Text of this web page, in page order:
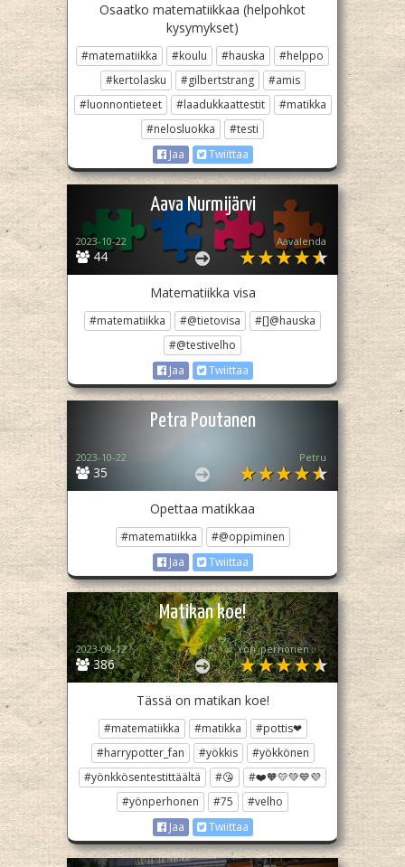
Osaatko matematiikkaa (helpohkot
kysymykset)
#matematiikka #koulu #hauska
#helppo
#kertolasku
#gilbertstrang
#amis
#luonnontieteet
#laadukkaattestit
#matikka
#nelosluokka
#testi
Jaa
Twiittaa
Aava Nurmijärvi
44
2023-10-22 Aavalenda
Matematiikka visa
#matematiikka #@tietovisa
#[]@hauska
#@testivelho
Jaa
Twiittaa
Petra Poutanen
35
2023-10-22 Petru
Opettaa matikkaa
#matematiikka
#@oppiminen
Jaa
Twiittaa
Matikan koe!
386
2023-09-12 ♡✨️Yön_perhonen✨♡
Tässä on matikan koe!
#matematiikka #matikka
#pottis❤
#harrypotter_fan
#yökkis
#yökkönen
#yönkkösentestittäältä
#😘
#❤️🧡💛💚💙💜
#yönperhonen
#75
#velho
Jaa
Twiittaa